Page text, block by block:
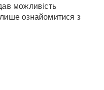
можливість
лише ознайомитися з